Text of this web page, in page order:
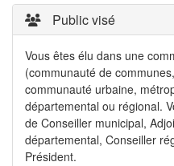
Public visé
Vous êtes élu dans une
(communauté de
communauté urbaine,
départemental ou régional.
de Conseiller municipal,
départemental, Conseiller
Président.